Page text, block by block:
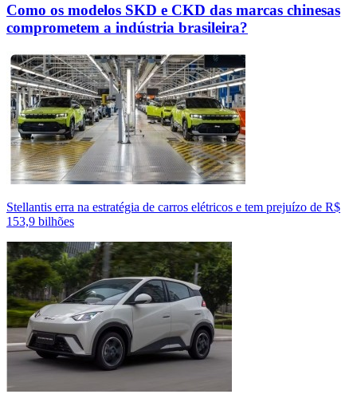
Como os modelos SKD e CKD das marcas chinesas
comprometem a indústria brasileira?
Stellantis erra na estratégia de carros elétricos e tem prejuízo de R$
153,9 bilhões